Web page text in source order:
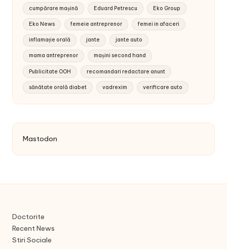
cumpărare mașină Eduard Petrescu Eko Group
Eko News femeie antreprenor femei in afaceri
inflamație orală jante jante auto
mama antreprenor mașini second hand
Publicitate OOH recomandari redactare anunt
sănătate orală diabet vadrexim verificare auto
Mastodon
Doctorite
Recent News
Stiri Sociale